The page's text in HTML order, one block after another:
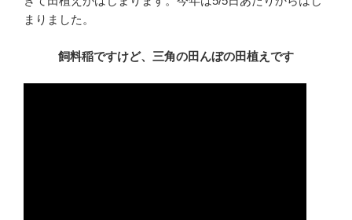
まりました。
飼料稲ですけど、三角の田んぼの田植えです